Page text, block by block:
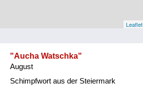
VorarlbergLeaflet
"Aucha Watschka"
August
Schimpfwort aus der Steiermark